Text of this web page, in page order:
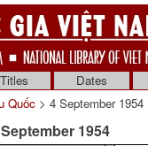
Titles Dates
Quốc > 4 September 1954
1954